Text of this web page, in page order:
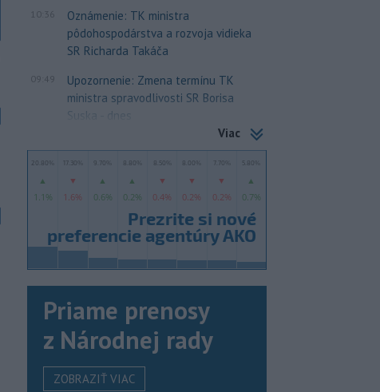
10:36
Oznámenie: TK ministra
pôdohospodárstva a rozvoja vidieka
SR Richarda Takáča
09:49
Upozornenie: Zmena termínu TK
ministra spravodlivosti SR Borisa
Suska - dnes
Viac
Priame prenosy
z Národnej rady
ZOBRAZIŤ VIAC